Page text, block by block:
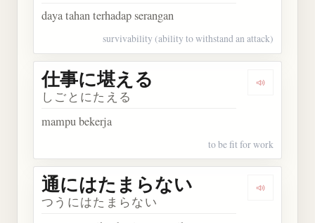
daya tahan terhadap serangan
survivability (ability to withstand an attack)
Dengarkan
仕事に堪える
しごとにたえる
mampu bekerja
to be fit for work
Dengarkan
通にはたまらない
つうにはたまらない